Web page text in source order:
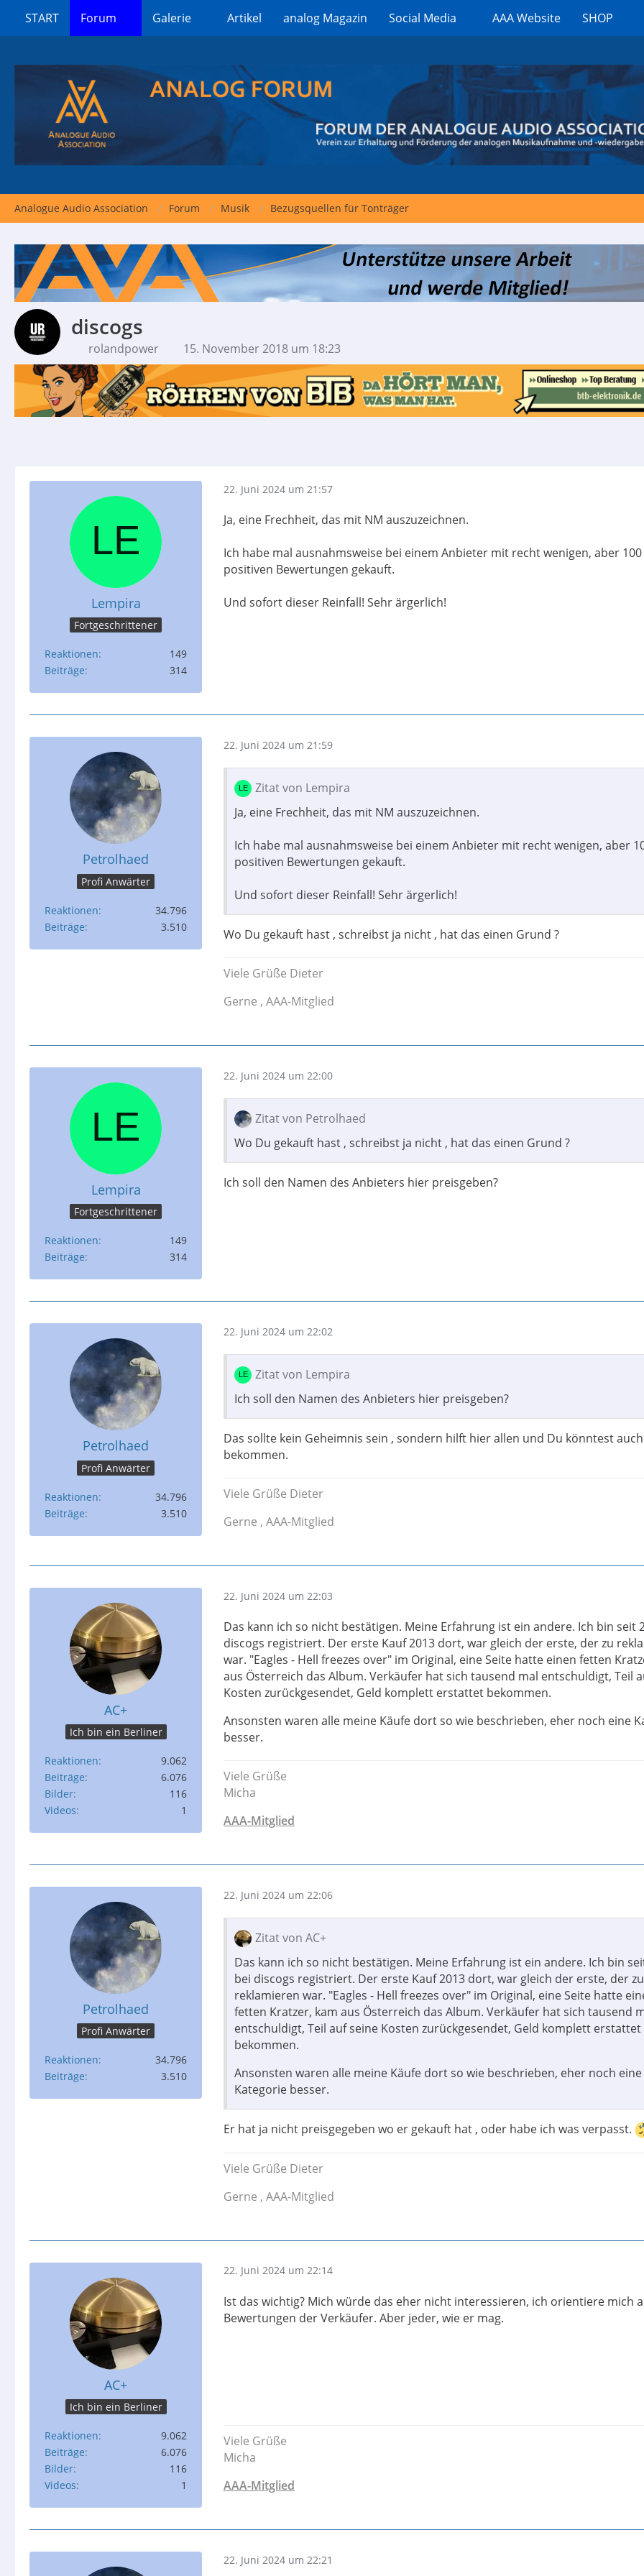
START Forum Galerie Artikel analog Magazin Social Media AAA Website SHOP
Analogue Audio Association Forum Musik Bezugsquellen für Tonträger
discogs
rolandpower 15. November 2018 um 18:23
Lempira
Fortgeschrittener
Reaktionen
149
Beiträge
314
22. Juni 2024 um 21:57
Ja, eine Frechheit, das mit NM auszuzeichnen.
Ich habe mal ausnahmsweise bei einem Anbieter mit recht wenigen, aber 100
positiven Bewertungen gekauft.
Und sofort dieser Reinfall! Sehr ärgerlich!
Petrolhaed
Profi Anwärter
Reaktionen
34.796
Beiträge
3.510
22. Juni 2024 um 21:59
Zitat von Lempira
Ja, eine Frechheit, das mit NM auszuzeichnen.
Ich habe mal ausnahmsweise bei einem Anbieter mit recht wenigen, aber
positiven Bewertungen gekauft.
Und sofort dieser Reinfall! Sehr ärgerlich!
Wo Du gekauft hast , schreibst ja nicht , hat das einen Grund ?
Viele Grüße Dieter
Gerne , AAA-Mitglied
Lempira
Fortgeschrittener
Reaktionen
149
Beiträge
314
22. Juni 2024 um 22:00
Zitat von Petrolhaed
Wo Du gekauft hast , schreibst ja nicht , hat das einen Grund ?
Ich soll den Namen des Anbieters hier preisgeben?
Petrolhaed
Profi Anwärter
Reaktionen
34.796
Beiträge
3.510
22. Juni 2024 um 22:02
Zitat von Lempira
Ich soll den Namen des Anbieters hier preisgeben?
Das sollte kein Geheimnis sein , sondern hilft hier allen und Du könntest
bekommen.
Viele Grüße Dieter
Gerne , AAA-Mitglied
AC+
Ich bin ein Berliner
Reaktionen
9.062
Beiträge
6.076
Bilder
116
Videos
1
22. Juni 2024 um 22:03
Das kann ich so nicht bestätigen. Meine Erfahrung ist ein andere. Ich bin seit
discogs registriert. Der erste Kauf 2013 dort, war gleich der erste, der zu
war. "Eagles - Hell freezes over" im Original, eine Seite hatte einen fetten
aus Österreich das Album. Verkäufer hat sich tausend mal entschuldigt, Teil
Kosten zurückgesendet, Geld komplett erstattet bekommen.
Ansonsten waren alle meine Käufe dort so wie beschrieben, eher noch eine
besser.
Viele Grüße
Micha
AAA-Mitglied
Petrolhaed
Profi Anwärter
Reaktionen
34.796
Beiträge
3.510
22. Juni 2024 um 22:06
Zitat von AC+
Das kann ich so nicht bestätigen. Meine Erfahrung ist ein andere. Ich bin
bei discogs registriert. Der erste Kauf 2013 dort, war gleich der erste, der zu
reklamieren war. "Eagles - Hell freezes over" im Original, eine Seite hatte
fetten Kratzer, kam aus Österreich das Album. Verkäufer hat sich tausend
entschuldigt, Teil auf seine Kosten zurückgesendet, Geld komplett erstattet
bekommen.
Ansonsten waren alle meine Käufe dort so wie beschrieben, eher noch eine
Kategorie besser.
Er hat ja nicht preisgegeben wo er gekauft hat , oder habe ich was verpasst.
Viele Grüße Dieter
Gerne , AAA-Mitglied
AC+
Ich bin ein Berliner
Reaktionen
9.062
Beiträge
6.076
Bilder
116
Videos
1
22. Juni 2024 um 22:14
Ist das wichtig? Mich würde das eher nicht interessieren, ich orientiere mich
Bewertungen der Verkäufer. Aber jeder, wie er mag.
Viele Grüße
Micha
AAA-Mitglied
22. Juni 2024 um 22:21